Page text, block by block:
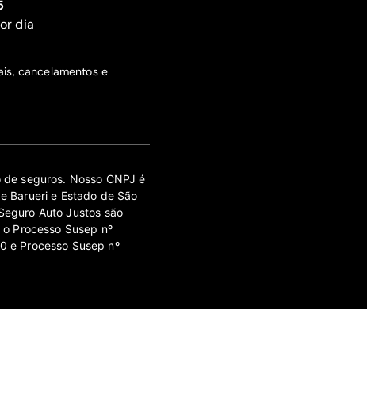
dia
cancelamentos e
seguros. Nosso CNPJ é
Barueri e Estado de São
Auto Justos são
Processo Susep nº
e Processo Susep nº